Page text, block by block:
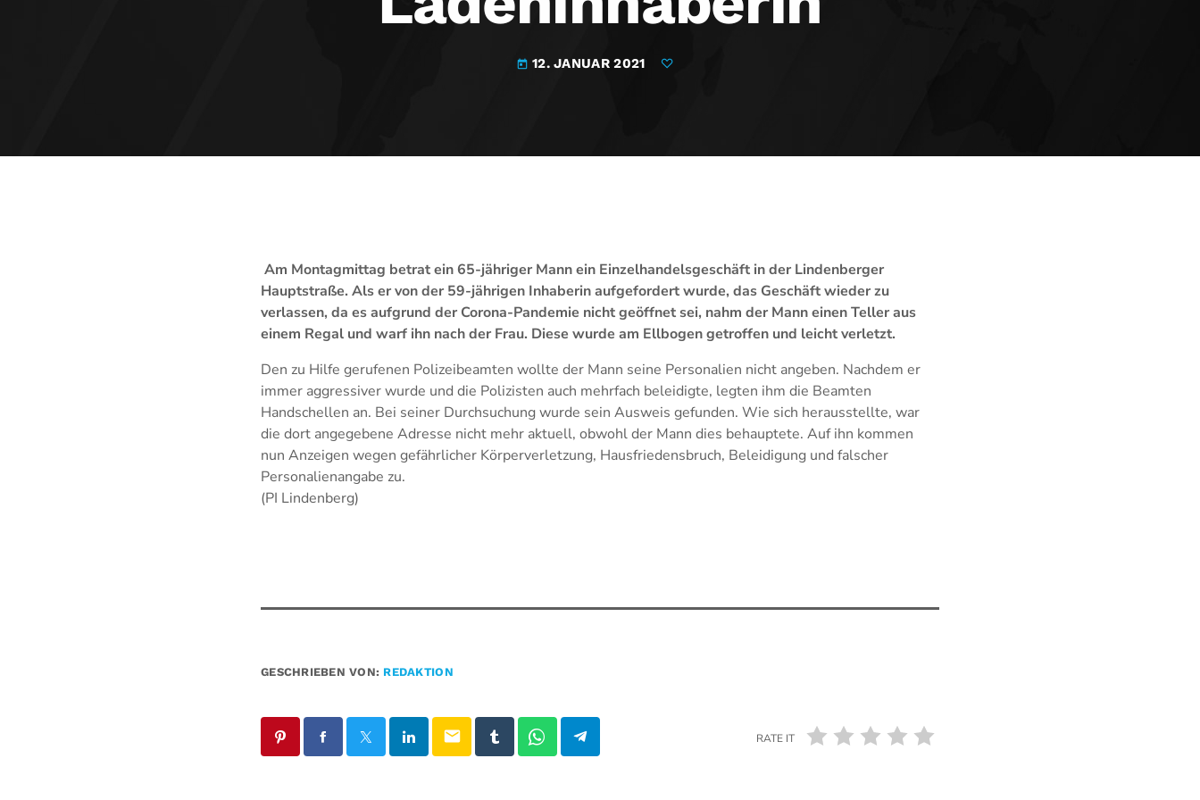
today 12. JANUAR 2021
Am Montagmittag betrat ein 65-jähriger Mann ein Einzelhandelsgeschäft in der Lindenberger
Hauptstraße. Als er von der 59-jährigen Inhaberin aufgefordert wurde, das Geschäft wieder zu
verlassen, da es aufgrund der Corona-Pandemie nicht geöffnet sei, nahm der Mann einen Teller aus
einem Regal und warf ihn nach der Frau. Diese wurde am Ellbogen getroffen und leicht verletzt.
Den zu Hilfe gerufenen Polizeibeamten wollte der Mann seine Personalien nicht angeben. Nachdem er
immer aggressiver wurde und die Polizisten auch mehrfach beleidigte, legten ihm die Beamten
Handschellen an. Bei seiner Durchsuchung wurde sein Ausweis gefunden. Wie sich herausstellte, war
die dort angegebene Adresse nicht mehr aktuell, obwohl der Mann dies behauptete. Auf ihn kommen
nun Anzeigen wegen gefährlicher Körperverletzung, Hausfriedensbruch, Beleidigung und falscher
Personalienangabe zu.
(PI Lindenberg)
GESCHRIEBEN VON: REDAKTION
email RATE IT